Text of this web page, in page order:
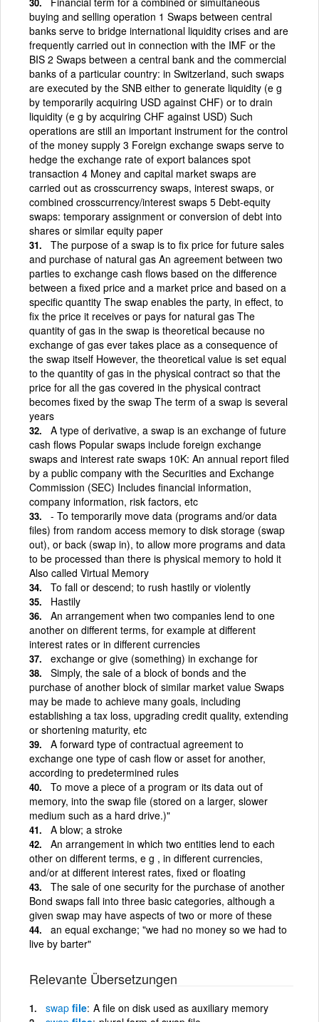
buying and selling operation 1 Swaps between central
banks serve to bridge international liquidity crises and are
frequently carried out in connection with the IMF or the
BIS 2 Swaps between a central bank and the commercial
banks of a particular country: in Switzerland, such swaps
are executed by the SNB either to generate liquidity (e g
by temporarily acquiring USD against CHF) or to drain
liquidity (e g by acquiring CHF against USD) Such
operations are still an important instrument for the control
of the money supply 3 Foreign exchange swaps serve to
hedge the exchange rate of export balances spot
transaction 4 Money and capital market swaps are
carried out as crosscurrency swaps, interest swaps, or
combined crosscurrency/interest swaps 5 Debt-equity
swaps: temporary assignment or conversion of debt into
shares or similar equity paper
The purpose of a swap is to fix price for future sales
and purchase of natural gas An agreement between two
parties to exchange cash flows based on the difference
between a fixed price and a market price and based on a
specific quantity The swap enables the party, in effect, to
fix the price it receives or pays for natural gas The
quantity of gas in the swap is theoretical because no
exchange of gas ever takes place as a consequence of
the swap itself However, the theoretical value is set equal
to the quantity of gas in the physical contract so that the
price for all the gas covered in the physical contract
becomes fixed by the swap The term of a swap is several
years
A type of derivative, a swap is an exchange of future
cash flows Popular swaps include foreign exchange
swaps and interest rate swaps 10K: An annual report filed
by a public company with the Securities and Exchange
Commission (SEC) Includes financial information,
company information, risk factors, etc
- To temporarily move data (programs and/or data
files) from random access memory to disk storage (swap
out), or back (swap in), to allow more programs and data
to be processed than there is physical memory to hold it
Also called Virtual Memory
To fall or descend; to rush hastily or violently
Hastily
An arrangement when two companies lend to one
another on different terms, for example at different
interest rates or in different currencies
exchange or give (something) in exchange for
Simply, the sale of a block of bonds and the
purchase of another block of similar market value Swaps
may be made to achieve many goals, including
establishing a tax loss, upgrading credit quality, extending
or shortening maturity, etc
A forward type of contractual agreement to
exchange one type of cash flow or asset for another,
according to predetermined rules
To move a piece of a program or its data out of
memory, into the swap file (stored on a larger, slower
medium such as a hard drive.)"
A blow; a stroke
An arrangement in which two entities lend to each
other on different terms, e g , in different currencies,
and/or at different interest rates, fixed or floating
The sale of one security for the purchase of another
Bond swaps fall into three basic categories, although a
given swap may have aspects of two or more of these
an equal exchange; "we had no money so we had to
live by barter"
Relevante Übersetzungen
swap file A file on disk used as auxiliary memory